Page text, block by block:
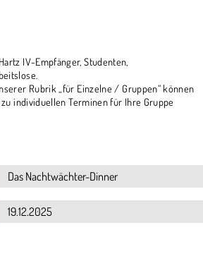
Hartz IV-Empfänger, Studenten,
Rubrik „für Einzelne / Gruppen“ können
individuellen Terminen für Ihre Gruppe